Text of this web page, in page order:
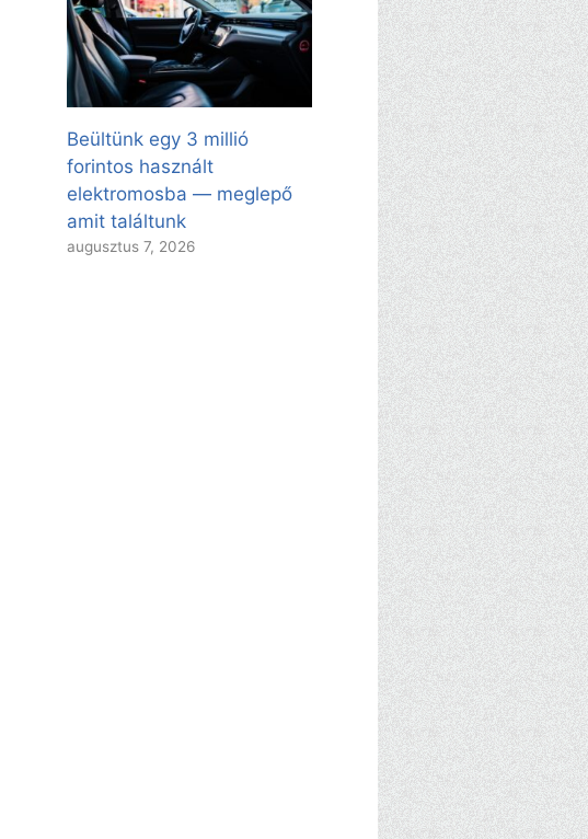
Beültünk egy 3 millió
forintos használt
elektromosba — meglepő
amit találtunk
augusztus 7, 2026